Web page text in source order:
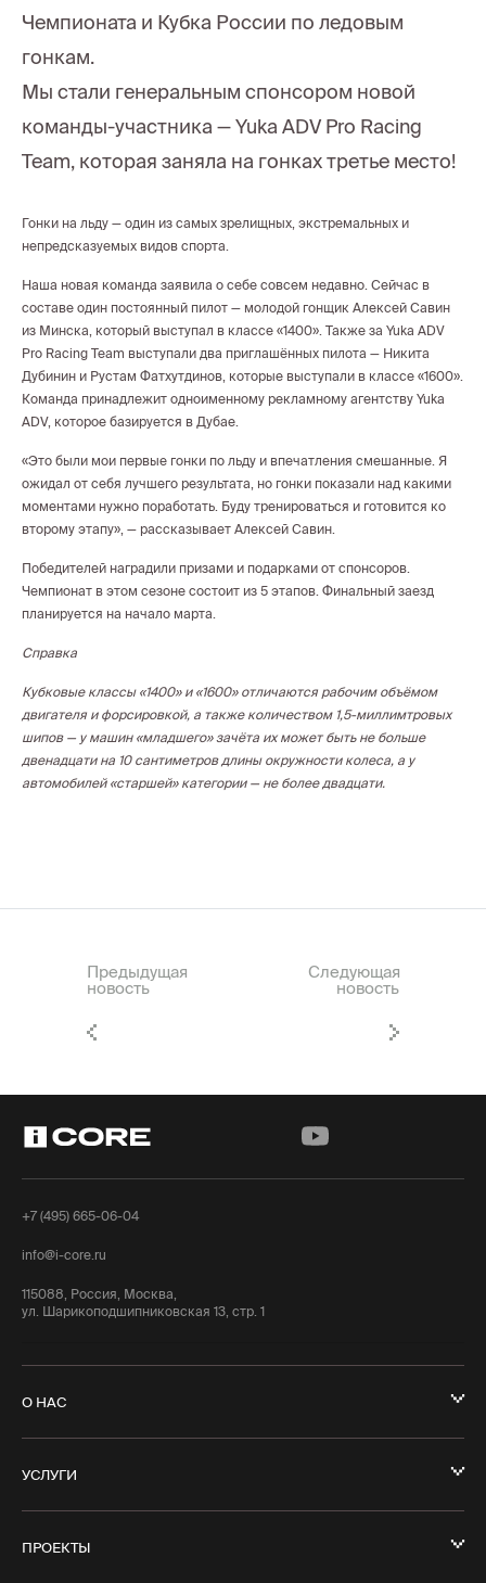
Чемпионата и Кубка России по ледовым
гонкам.
Мы стали генеральным спонсором новой
команды-участника — Yuka ADV Pro Racing
Team, которая заняла на гонках третье место!
Гонки на льду — один из самых зрелищных, экстремальных и
непредсказуемых видов спорта.
Наша новая команда заявила о себе совсем недавно. Сейчас в
составе один постоянный пилот — молодой гонщик Алексей Савин
из Минска, который выступал в классе «1400». Также за Yuka ADV
Pro Racing Team выступали два приглашённых пилота — Никита
Дубинин и Рустам Фатхутдинов, которые выступали в классе «1600».
Команда принадлежит одноименному рекламному агентству Yuka
ADV, которое базируется в Дубае.
«Это были мои первые гонки по льду и впечатления смешанные. Я
ожидал от себя лучшего результата, но гонки показали над какими
моментами нужно поработать. Буду тренироваться и готовится ко
второму этапу», — рассказывает Алексей Савин.
Победителей наградили призами и подарками от спонсоров.
Чемпионат в этом сезоне состоит из 5 этапов. Финальный заезд
планируется на начало марта.
Справка
Кубковые классы «1400» и «1600» отличаются рабочим объёмом
двигателя и форсировкой, а также количеством 1,5-миллимтровых
шипов — у машин «младшего» зачёта их может быть не больше
двенадцати на 10 сантиметров длины окружности колеса, а у
автомобилей «старшей» категории — не более двадцати.
Предыдущая
новость
Следующая
новость
+7 (495) 665-06-04
info@i-core.ru
115088, Россия, Москва,
ул. Шарикоподшипниковская 13, стр. 1
О НАС
УСЛУГИ
ПРОЕКТЫ